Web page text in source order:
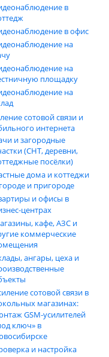
в
в офис
на
на
площадку
на
сотовой связи и
интернета
и загородные
(СНТ, деревни,
посёлки)
дома и коттеджи
и пригороде
и офисы в
кафе, АЗС и
коммерческие
ангары, цеха и
сотовой связи в
магазинах:
GSM‑усилителей
ключ» в
и настройка